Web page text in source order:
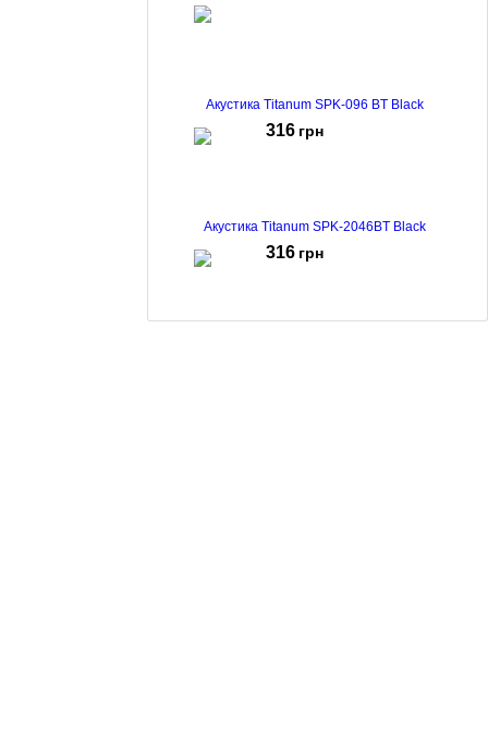
Акустика Titanum SPK-096 BT Black
316 грн
Акустика Titanum SPK-2046BT Black
316 грн